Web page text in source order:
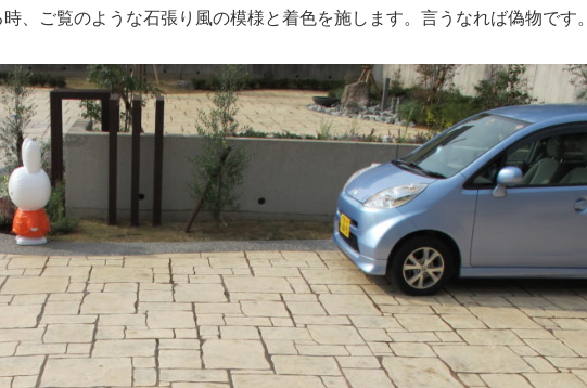
、ご覧のような石張り風の模様と着色を施します。言うなれば偽物です。